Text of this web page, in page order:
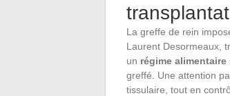
La greffe de rein
Laurent Desormeaux,
un régime
greffé. Une attention
tissulaire, tout en